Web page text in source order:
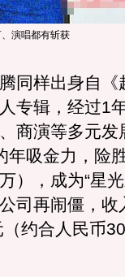
演唱都有斩获
样出身自《
专辑，经过1
商演等多元
年吸金力，险
），成为“星
司再闹僵，收
约合人民币